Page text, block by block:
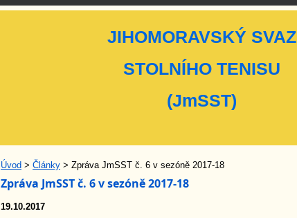
Úvod > Články > Zpráva JmSST č. 6 v sezóně 2017-18
Zpráva JmSST č. 6 v sezóně 2017-18
19.10.2017
JIHOMORAVSKÝ SVAZ
STOLNÍHO TENISU
(JmSST)